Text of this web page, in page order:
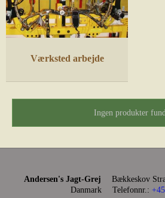
Værksted arbejde
Ingen produkter
Andersen's Jagt-Grej Bækkeskov
Danmark
Telefonnr.: